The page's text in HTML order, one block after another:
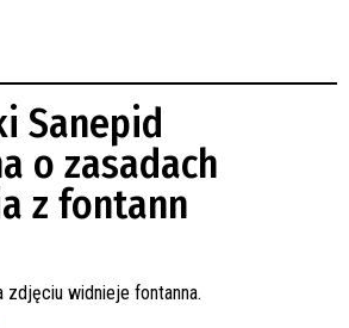
Sanepid
o zasadach
z fontann